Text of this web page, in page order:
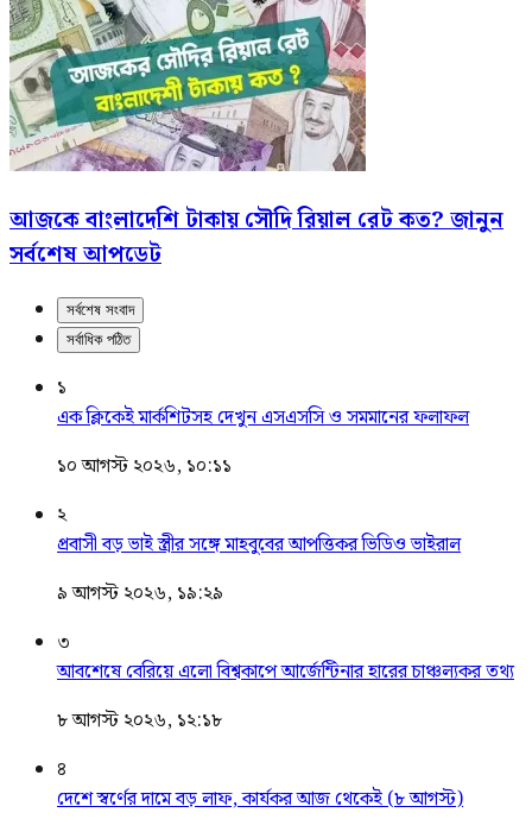
আজকে বাংলাদেশি টাকায় সৌদি রিয়াল রেট কত? জানুন
সর্বশেষ আপডেট
সর্বশেষ সংবাদ
সর্বাধিক পঠিত
১
এক ক্লিকেই মার্কশিটসহ দেখুন এসএসসি ও সমমানের ফলাফল
১০ আগস্ট ২০২৬, ১০:১১
২
প্রবাসী বড় ভাই স্ত্রীর সঙ্গে মাহবুবের আপত্তিকর ভিডিও ভাইরাল ​
৯ আগস্ট ২০২৬, ১৯:২৯
৩
আবশেষে বেরিয়ে এলো বিশ্বকাপে আর্জেন্টিনার হারের চাঞ্চল্যকর তথ্য
৮ আগস্ট ২০২৬, ১২:১৮
৪
দেশে স্বর্ণের দামে বড় লাফ, কার্যকর আজ থেকেই (৮ আগস্ট)